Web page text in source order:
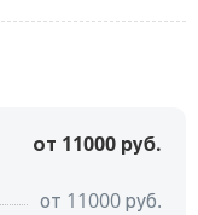
от 11000 руб.
от 11000 руб.